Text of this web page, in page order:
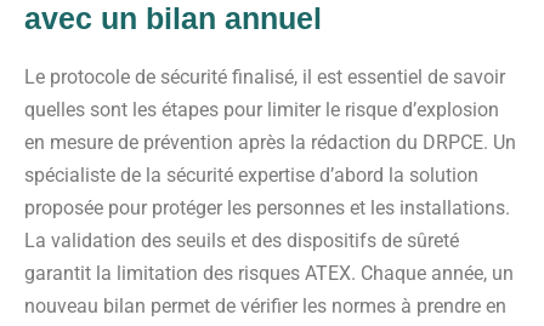
avec un bilan annuel
Le protocole de sécurité finalisé, il est essentiel de savoir
quelles sont les étapes pour limiter le risque d’explosion
en mesure de prévention après la rédaction du DRPCE. Un
spécialiste de la sécurité expertise d’abord la solution
proposée pour protéger les personnes et les installations.
La validation des seuils et des dispositifs de sûreté
garantit la limitation des risques ATEX. Chaque année, un
nouveau bilan permet de vérifier les normes à prendre en